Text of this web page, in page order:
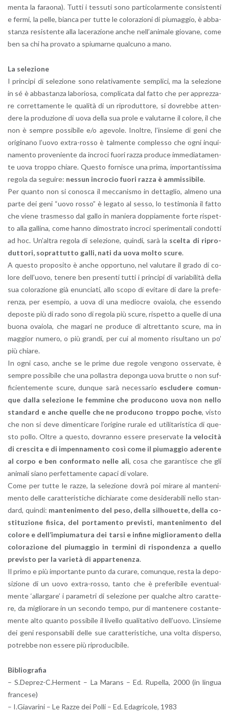
men­ta la fa­rao­na). Tutti i tes­su­ti sono par­ti­co­lar­men­te con­si­sten­ti
e fermi, la pelle, bian­ca per tutte le co­lo­ra­zio­ni di piu­mag­gio, è ab­ba­
stan­za re­si­sten­te alla la­ce­ra­zio­ne anche nel­l’a­ni­ma­le gio­va­ne, come
ben sa chi ha pro­va­to a spiu­mar­ne qual­cu­no a mano.
La se­le­zio­ne
I prin­ci­pi di se­le­zio­ne sono re­la­ti­va­men­te sem­pli­ci, ma la se­le­zio­ne
in sé è ab­ba­stan­za la­bo­rio­sa, com­pli­ca­ta dal fatto che per ap­prez­za­
re cor­ret­ta­men­te le qua­li­tà di un ri­pro­dut­to­re, si do­vreb­be at­ten­
de­re la pro­du­zio­ne di uova della sua prole e va­lu­tar­ne il co­lo­re, il che
non è sem­pre pos­si­bi­le e/o age­vo­le. Inol­tre, l’in­sie­me di geni che
ori­gi­na­no l’uo­vo ex­tra-ros­so è tal­men­te com­ples­so che ogni in­qui­
na­men­to pro­ve­nien­te da in­cro­ci fuori razza pro­du­ce im­me­dia­ta­men­
te uova trop­po chia­re. Que­sto for­ni­sce una prima, im­por­tan­tis­si­ma
re­go­la da se­gui­re: nes­sun in­cro­cio fuori razza è am­mis­si­bi­le.
Per quan­to non si co­no­sca il mec­ca­ni­smo in det­ta­glio, al­me­no una
parte dei geni “uovo rosso” è le­ga­to al sesso, lo te­sti­mo­nia il fatto
che viene tra­smes­so dal gallo in ma­nie­ra dop­pia­men­te forte ri­spet­
to alla gal­li­na, come hanno di­mo­stra­to in­cro­ci spe­ri­men­ta­li con­dot­ti
ad hoc. Un’al­tra re­go­la di se­le­zio­ne, quin­di, sarà la scel­ta di ri­pro­
dut­to­ri, so­prat­tut­to galli, nati da uova molto scure.
A que­sto pro­po­si­to è anche op­por­tu­no, nel va­lu­ta­re il grado di co­
lo­re del­l’uo­vo, te­ne­re ben pre­sen­ti tutti i prin­ci­pi di va­ria­bi­li­tà della
sua co­lo­ra­zio­ne già enun­cia­ti, allo scopo di evi­ta­re di dare la pre­fe­
ren­za, per esem­pio, a uova di una me­dio­cre ova­io­la, che es­sen­do
de­po­ste più di rado sono di re­go­la più scure, ri­spet­to a quel­le di una
buona ova­io­la, che ma­ga­ri ne pro­du­ce di al­tret­tan­to scure, ma in
mag­gior nu­me­ro, o più gran­di, per cui al mo­men­to ri­sul­ta­no un po’
più chia­re.
In ogni caso, anche se le prime due re­go­le ven­go­no os­ser­va­te, è
sem­pre pos­si­bi­le che una pol­la­stra de­pon­ga uova brut­te o non suf­
fi­cien­te­men­te scure, dun­que sarà ne­ces­sa­rio esclu­de­re co­mun­
que dalla se­le­zio­ne le fem­mi­ne che pro­du­co­no uova non nello
stan­dard e anche quel­le che ne pro­du­co­no trop­po poche, visto
che non si deve di­men­ti­ca­re l’o­ri­gi­ne ru­ra­le ed uti­li­ta­ri­sti­ca di que­
sto pollo. Oltre a que­sto, do­vran­no es­se­re pre­ser­va­te la ve­lo­ci­tà
di cre­sci­ta e di im­pen­na­men­to così come il piu­mag­gio ade­ren­te
al corpo e ben con­for­ma­to nelle ali, cosa che ga­ran­ti­sce che gli
ani­ma­li siano per­fet­ta­men­te ca­pa­ci di vo­la­re.
Come per tutte le razze, la se­le­zio­ne dovrà poi mi­ra­re al man­te­ni­
men­to delle ca­rat­te­ri­sti­che di­chia­ra­te come de­si­de­ra­bi­li nello stan­
dard, quin­di: man­te­ni­men­to del peso, della si­lhouet­te, della co­
sti­tu­zio­ne fi­si­ca, del por­ta­men­to pre­vi­sti, man­te­ni­men­to del
co­lo­re e del­l’im­piu­ma­tu­ra dei tarsi e in­fi­ne mi­glio­ra­men­to della
co­lo­ra­zio­ne del piu­mag­gio in ter­mi­ni di ri­spon­den­za a quel­lo
pre­vi­sto per la va­rie­tà di ap­par­te­nen­za.
Il primo e più im­por­tan­te punto da cu­ra­re, co­mun­que, resta la de­po­
si­zio­ne di un uovo ex­tra-ros­so, tanto che è pre­fe­ri­bi­le even­tual­
men­te ‘al­lar­ga­re’ i pa­ra­me­tri di se­le­zio­ne per qual­che altro ca­rat­te­
re, da mi­glio­ra­re in un se­con­do tempo, pur di man­te­ne­re co­stan­te­
men­te alto quan­to pos­si­bi­le il li­vel­lo qua­li­ta­ti­vo del­l’uo­vo. L’in­sie­me
dei geni re­spon­sa­bi­li delle sue ca­rat­te­ri­sti­che, una volta di­sper­so,
po­treb­be non es­se­re più ri­pro­du­ci­bi­le.
Bi­blio­gra­fia
– S.​Deprez-​C.​Herment – La Ma­rans – Ed. Ru­pel­la, 2000 (in lin­gua
fran­ce­se)
– I.​Giavarini – Le Razze dei Polli – Ed. Eda­gri­co­le, 1983